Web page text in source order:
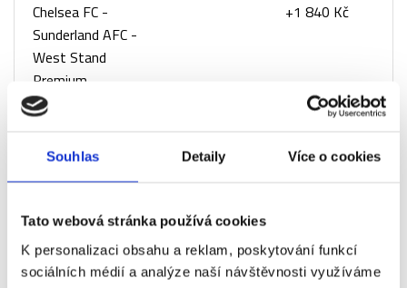
Souhlas Detaily Více o cookies
Tato webová stránka používá cookies
K personalizaci obsahu a reklam, poskytování funkcí
sociálních médií a analýze naší návštěvnosti využíváme
Chelsea FC -
Sunderland AFC -
West Stand
Premium
+1 840 Kč
Chelsea FC -
Museum
+2 760 Kč
Sunderland AFC - VIP
EU7